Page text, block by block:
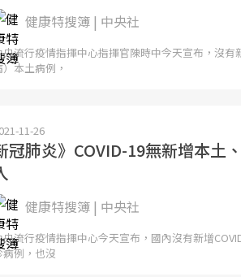
健康特搜簿 | 中央社
央流行疫情指揮中心指揮官陳時中今天宣布，沒有
）本土病例，
11-26
冠肺炎》COVID-19無新增本土
健康特搜簿 | 中央社
央流行疫情指揮中心今天宣布，國內沒有新增
病例，也沒